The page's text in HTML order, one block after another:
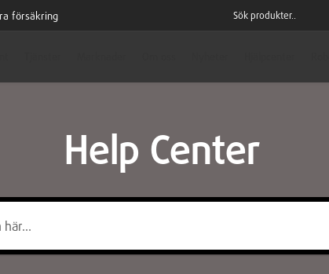
försäkring
Help Center